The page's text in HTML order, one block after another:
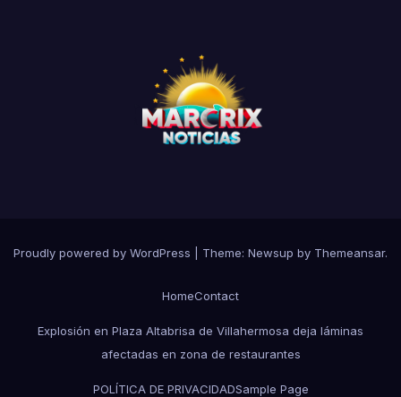
Proudly powered by WordPress Theme: Newsup by Themeansar.
HomeContact
Explosión en Plaza Altabrisa de Villahermosa deja láminas
afectadas en zona de restaurantes
POLÍTICA DE PRIVACIDADSample Page